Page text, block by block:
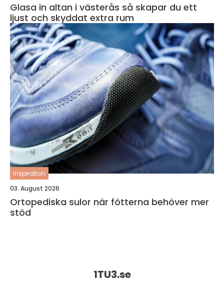
Glasa in altan i västerås så skapar du ett
ljust och skyddat extra rum
inspiration
03. August 2026
Ortopediska sulor när fötterna behöver mer
stöd
1TU3.se